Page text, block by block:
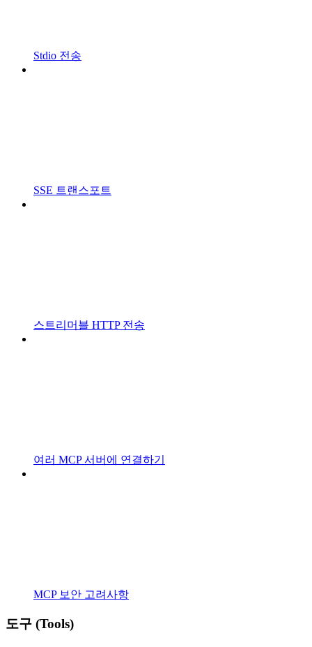
Stdio 전송
SSE 트랜스포트
스트리머블 HTTP 전송
여러 MCP 서버에 연결하기
MCP 보안 고려사항
도구 (Tools)